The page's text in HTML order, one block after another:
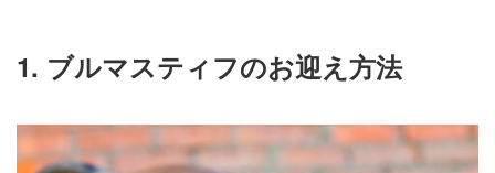
1. ブルマスティフのお迎え方法